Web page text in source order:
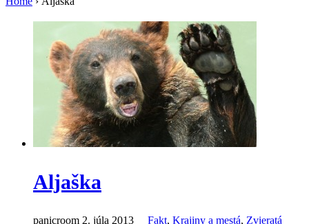
Aljaška
panicroom 2. júla 2013 Fakt, Krajiny a mestá, Zvieratá